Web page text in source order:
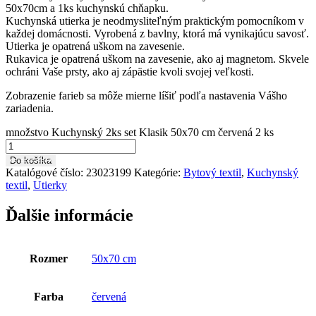
50x70cm a 1ks kuchynskú chňapku.
Kuchynská utierka je neodmysliteľným praktickým pomocníkom v
každej domácnosti. Vyrobená z bavlny, ktorá má vynikajúcu savosť.
Utierka je opatrená uškom na zavesenie.
Rukavica je opatrená uškom na zavesenie, ako aj magnetom. Skvele
ochráni Vaše prsty, ako aj zápästie kvoli svojej veľkosti.
Zobrazenie farieb sa môže mierne líšiť podľa nastavenia Vášho
zariadenia.
množstvo Kuchynský 2ks set Klasik 50x70 cm červená 2 ks
Do košíka
Katalógové číslo: 23023199 Kategórie: Bytový textil, Kuchynský
textil, Utierky
Ďalšie informácie
Rozmer 50x70 cm
Farba červená